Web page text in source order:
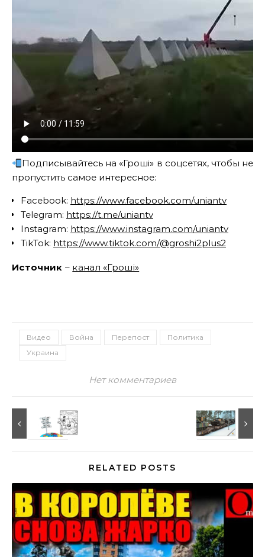
Подписывайтесь на «Гроші» в соцсетях, чтобы не
пропустить самое интересное:
Facebook: https://www.facebook.com/uniantv
Telegram: https://t.me/uniantv
Instagram: https://www.instagram.com/uniantv
TikTok: https://www.tiktok.com/@groshi2plus2
Источник – канал «Гроші»
Видео Война Перепост
Политика
Украина
Нет комментариев
RELATED POSTS